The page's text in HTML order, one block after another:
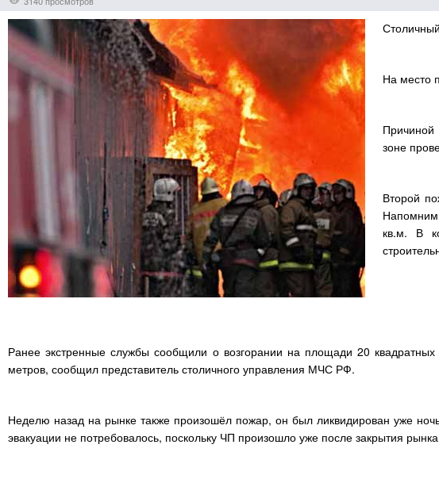
На место
Причиной
зоне
Второй
кв.м. В
Ранее экстренные службы сообщили о возгорании на площади 20
метров, сообщил представитель столичного управления МЧС РФ.
Неделю назад на рынке также произошёл пожар, он был ликвидирован уже
эвакуации не потребовалось, поскольку ЧП произошло уже после закрытия